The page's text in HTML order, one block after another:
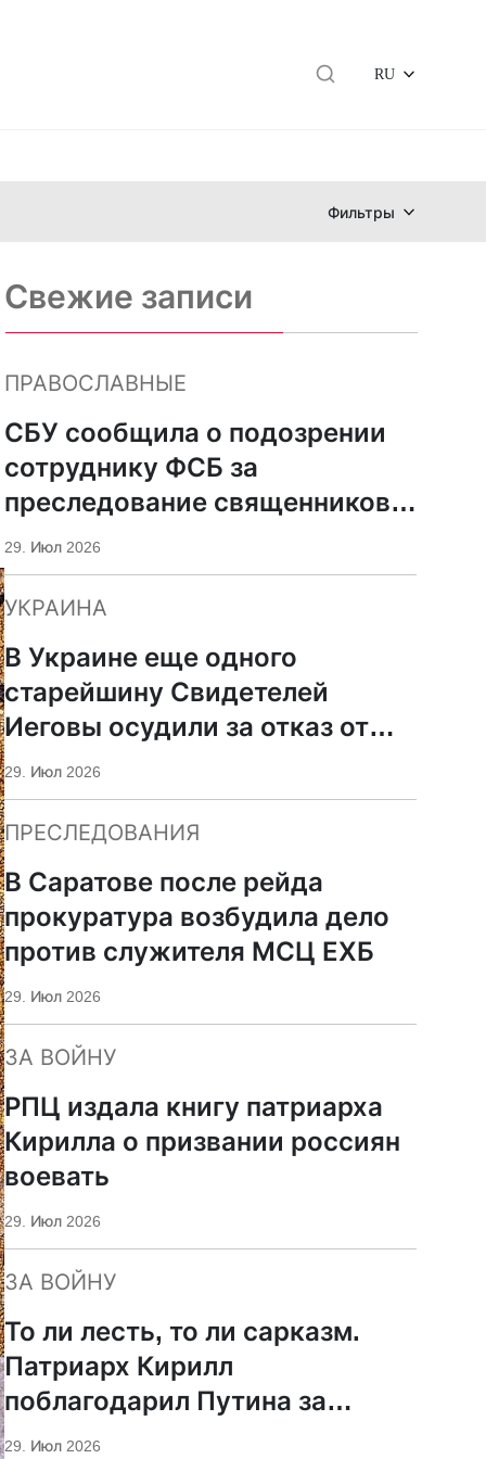
RU
Фильтры
Свежие записи
ПРАВОСЛАВНЫЕ
СБУ сообщила о подозрении
сотруднику ФСБ за
преследование священников
ПЦУ
29. Июл 2026
УКРАИНА
В Украине еще одного
старейшину Свидетелей
Иеговы осудили за отказ от
мобилизации
29. Июл 2026
ПРЕСЛЕДОВАНИЯ
В Саратове после рейда
прокуратура возбудила дело
против служителя МСЦ ЕХБ
29. Июл 2026
ЗА ВОЙНУ
РПЦ издала книгу патриарха
Кирилла о призвании россиян
воевать
29. Июл 2026
ЗА ВОЙНУ
То ли лесть, то ли сарказм.
Патриарх Кирилл
поблагодарил Путина за
защиту суверенитета и
29. Июл 2026